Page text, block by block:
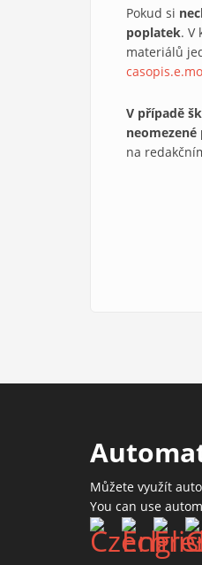
Pokud si
poplatek. V
materiálů
V případě
na
Můžete využít
You can use